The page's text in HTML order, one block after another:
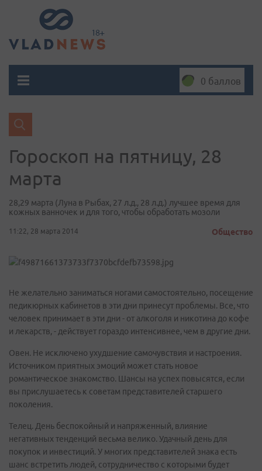
0 баллов
Гороскоп на пятницу, 28
марта
28,29 марта (Луна в Рыбах, 27 л.д., 28 л.д.) лучшее время для
кожных ванночек и для того, чтобы обработать мозоли
11:22, 28 марта 2014 Общество
Не желательно заниматься ногами самостоятельно, посещение
педикюрных кабинетов в эти дни принесут проблемы. Все, что
человек принимает в эти дни - от алкоголя и никотина до кофе
и лекарств, - действует гораздо интенсивнее, чем в другие дни.
Овен. Не исключено ухудшение самочувствия и настроения.
Источником приятных эмоций может стать новое
романтическое знакомство. Шансы на успех повысятся, если
вы прислушаетесь к советам представителей старшего
поколения.
Телец. День беспокойный и напряженный, влияние
негативных тенденций весьма велико. Удачный день для
покупок и инвестиций. У многих представителей знака есть
шанс встретить людей, сотрудничество с которыми будет